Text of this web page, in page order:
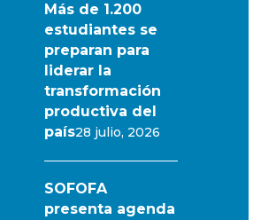
Más de 1.200
estudiantes se
preparan para
liderar la
transformación
productiva del
país28 julio, 2026
SOFOFA
presenta agenda